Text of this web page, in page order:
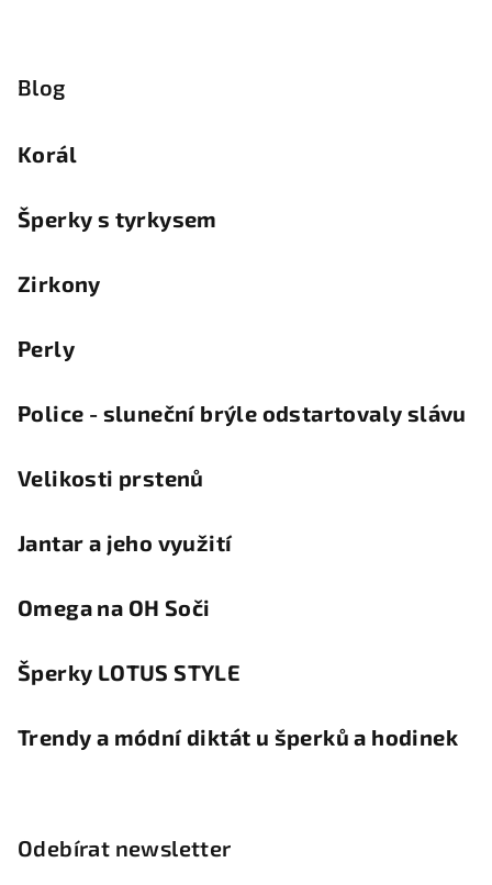
Blog
Korál
Šperky s tyrkysem
Zirkony
Perly
Police - sluneční brýle odstartovaly slávu
Velikosti prstenů
Jantar a jeho využití
Omega na OH Soči
Šperky LOTUS STYLE
Trendy a módní diktát u šperků a hodinek
Odebírat newsletter